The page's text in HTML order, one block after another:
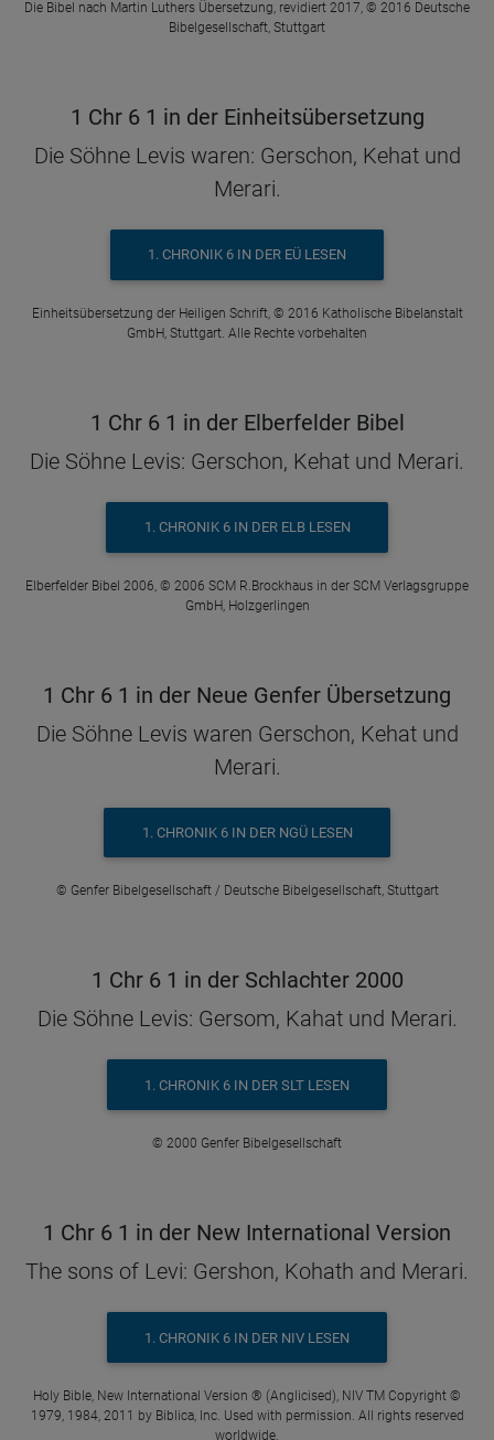
Die Bibel nach Martin Luthers Übersetzung, revidiert 2017, © 2016 Deutsche
Bibelgesellschaft, Stuttgart
1 Chr 6 1 in der Einheitsübersetzung
Die Söhne Levis waren: Gerschon, Kehat und
Merari.
1. CHRONIK 6 IN DER EÜ LESEN
Einheitsübersetzung der Heiligen Schrift, © 2016 Katholische Bibelanstalt
GmbH, Stuttgart. Alle Rechte vorbehalten
1 Chr 6 1 in der Elberfelder Bibel
Die Söhne Levis: Gerschon, Kehat und Merari.
1. CHRONIK 6 IN DER ELB LESEN
Elberfelder Bibel 2006, © 2006 SCM R.Brockhaus in der SCM Verlagsgruppe
GmbH, Holzgerlingen
1 Chr 6 1 in der Neue Genfer Übersetzung
Die Söhne Levis waren Gerschon, Kehat und
Merari.
1. CHRONIK 6 IN DER NGÜ LESEN
© Genfer Bibelgesellschaft / Deutsche Bibelgesellschaft, Stuttgart
1 Chr 6 1 in der Schlachter 2000
Die Söhne Levis: Gersom, Kahat und Merari.
1. CHRONIK 6 IN DER SLT LESEN
© 2000 Genfer Bibelgesellschaft
1 Chr 6 1 in der New International Version
The sons of Levi: Gershon, Kohath and Merari.
1. CHRONIK 6 IN DER NIV LESEN
Holy Bible, New International Version ® (Anglicised), NIV TM Copyright ©
1979, 1984, 2011 by Biblica, Inc. Used with permission. All rights reserved
worldwide.